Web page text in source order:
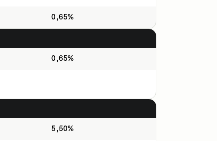
0,65%
0,65%
5,50%